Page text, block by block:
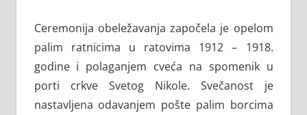
Ceremonija obeležavanja započela je opelom
palim ratnicima u ratovima 1912 – 1918.
godine i polaganjem cveća na spomenik u
porti crkve Svetog Nikole. Svečanost je
nastavljena odavanjem pošte palim borcima